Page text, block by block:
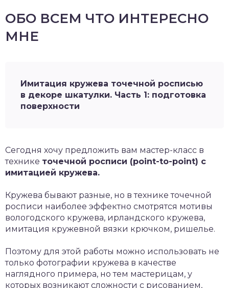
ОБО ВСЕМ ЧТО ИНТЕРЕСНО
МНЕ
Имитация кружева точечной росписью
в декоре шкатулки. Часть 1: подготовка
поверхности
Сегодня хочу предложить вам мастер-класс в
технике точечной росписи (point-to-point) c
имитацией кружева.
Кружева бывают разные, но в технике точечной
росписи наиболее эффектно смотрятся мотивы
вологодского кружева, ирландского кружева,
имитация кружевной вязки крючком, ришелье.
Поэтому для этой работы можно использовать не
только фотографии кружева в качестве
наглядного примера, но тем мастерицам, у
которых возникают сложности с рисованием,